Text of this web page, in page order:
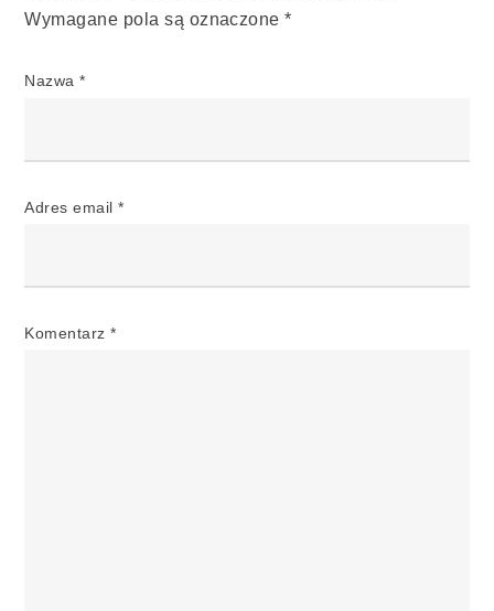
Wymagane pola są oznaczone*
Nazwa*
Adres email*
Komentarz*